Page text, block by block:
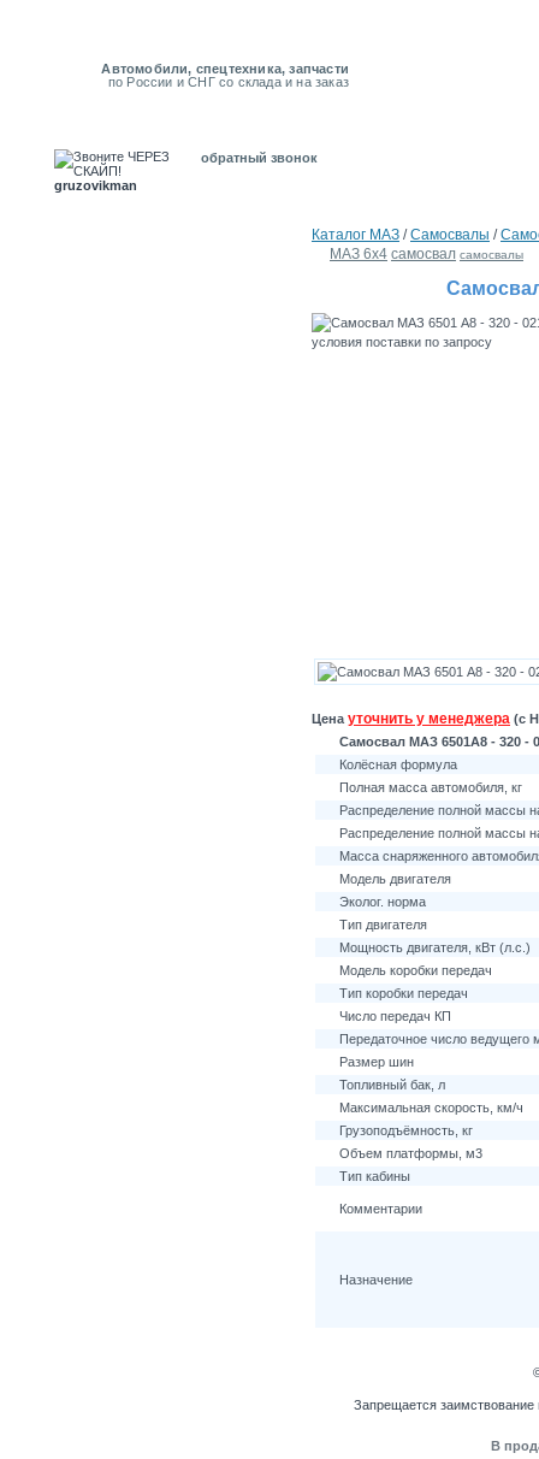
Автомобили, спецтехника, запчасти
по России и СНГ со склада и на заказ
gruzovikman
обратный звонок
Каталог MAЗ /Самосвалы /
МАЗ 6х4 самосвал самосвалы
Цена уточнить у менеджера (с
Самосвал МАЗ 6501А8 - 320 -
Колёсная формула
Полная масса автомобиля, кг
Распределение полной массы
Распределение полной массы
Масса снаряженного
Модель двигателя
Эколог. норма
Тип двигателя
Мощность двигателя, кВт (л.с.)
Модель коробки передач
Тип коробки передач
Число передач КП
Передаточное число ведущего
Размер шин
Топливный бак, л
Максимальная скорость, км/ч
Грузоподъёмность, кг
Объем платформы, м3
Тип кабины
Комментарии
Назначение
Запрещается заимствование
В